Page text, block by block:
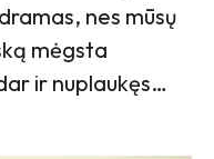
nes mūsų
mėgsta
ir nuplaukęs…